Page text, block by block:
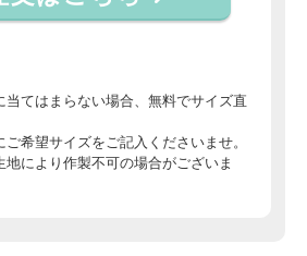
てはまらない場合、無料でサイズ直
ご希望サイズをご記入くださいませ。
により作製不可の場合がございま